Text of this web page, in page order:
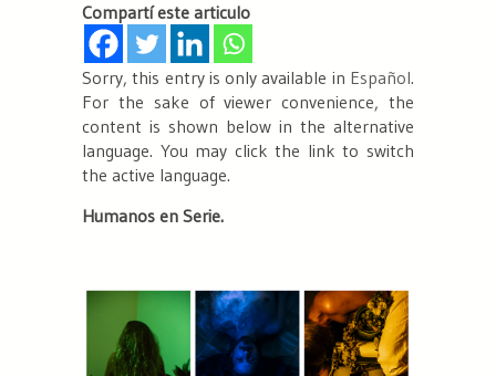
Compartí este articulo
Sorry, this entry is only available in Español.
For the sake of viewer convenience, the
content is shown below in the alternative
language. You may click the link to switch
the active language.
Humanos en Serie.